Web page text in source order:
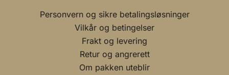
Personvern og sikre betalingsløsninger
Vilkår og betingelser
Frakt og levering
Retur og angrerett
Om pakken uteblir